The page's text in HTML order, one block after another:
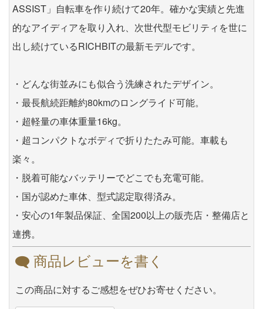
ASSIST」自転車を作り続けて20年。確かな実績と先進
的なアイディアを取り入れ、次世代型モビリティを世に
出し続けているRICHBITの最新モデルです。
・どんな街並みにも似合う洗練されたデザイン。
・最長航続距離約80kmのロングライド可能。
・超軽量の車体重量16kg。
・超コンパクトなボディで折りたたみ可能。車載も
楽々。
・脱着可能なバッテリーでどこでも充電可能。
・国が認めた車体、型式認定取得済み。
・安心の1年製品保証、全国200以上の販売店・整備店と
連携。
商品レビューを書く
この商品に対するご感想をぜひお寄せください。